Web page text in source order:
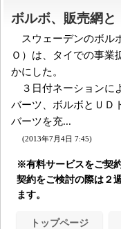
ボルボ、販売網と
スウェーデンのボル
Ｏ）は、タイでの事業
かにした。
３日付ネーションに
バーツ、ボルボとＵＤ
バーツを充...
(2013年7月4日 7:45)
※有料サービスをご契
契約をご検討の際は２
ます。
トップページ